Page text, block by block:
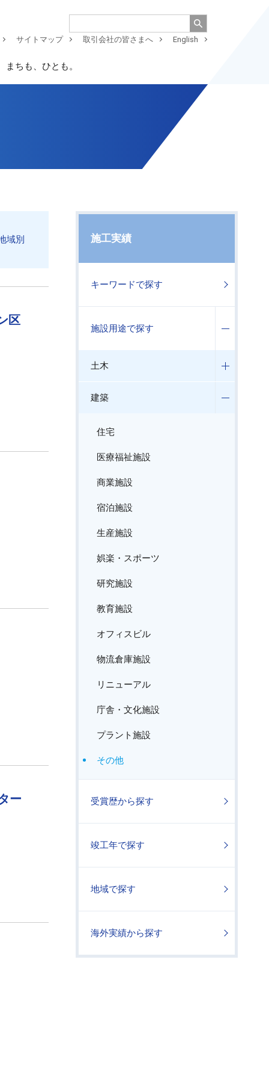
サイトマップ 取引会社の皆さまへ English
まちも、ひとも。
域別
区
ー
施工実績
キーワードで探す
施設用途で探す
土木
建築
住宅
医療福祉施設
商業施設
宿泊施設
生産施設
娯楽・スポーツ
研究施設
教育施設
オフィスビル
物流倉庫施設
リニューアル
庁舎・文化施設
プラント施設
その他
受賞歴から探す
竣工年で探す
地域で探す
海外実績から探す